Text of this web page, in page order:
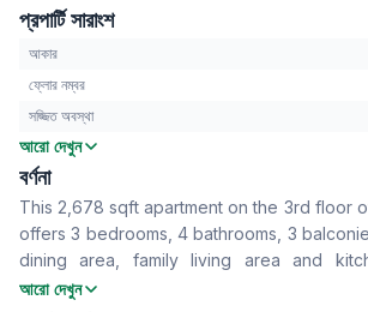
প্রপার্টি সারাংশ
আকার
ফ্লোর নম্বর
সজ্জিত অবস্থা
বেডরুম
বাথরুম
বসার রুম
Drawing Room
খাবার রুম
আরো দেখুন
বর্ণনা
This 2,678 sqft apartment on the 3rd floor
offers 3 bedrooms, 4 bathrooms, 3
dining area, family living area and
reserved parking space for one car,
আরো দেখুন